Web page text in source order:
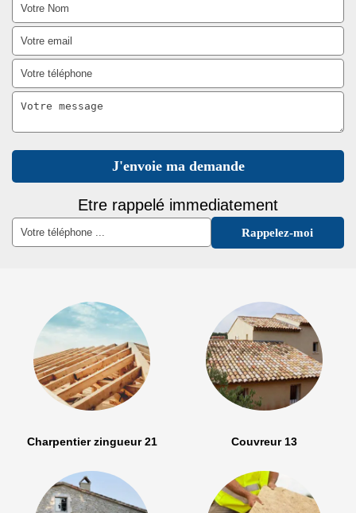
Etre rappelé immediatement
Charpentier zingueur 21 Couvreur 13